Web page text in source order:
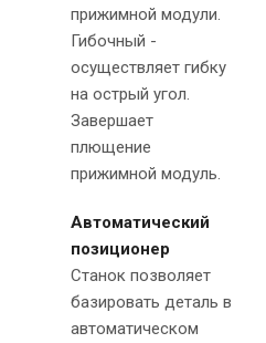
прижимной модули.
Гибочный -
осуществляет гибку
на острый угол.
Завершает
плющение
прижимной модуль.
Автоматический
позиционер
Станок позволяет
базировать деталь в
автоматическом